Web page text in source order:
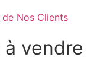
de Nos Clients
vendre